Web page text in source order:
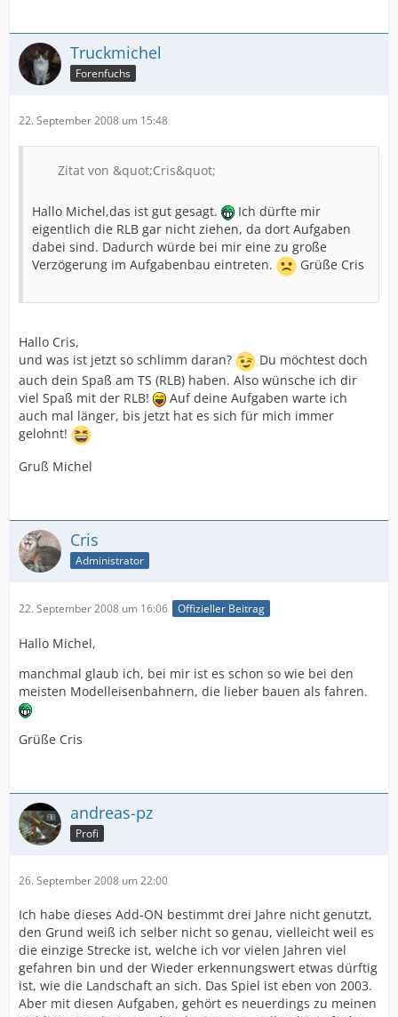
Truckmichel
Forenfuchs
22. September 2008 um 15:48
Zitat von &quot;Cris&quot;
Hallo Michel,das ist gut gesagt.
Ich dürfte mir
eigentlich die RLB gar nicht ziehen, da dort Aufgaben
dabei sind. Dadurch würde bei mir eine zu große
Verzögerung im Aufgabenbau eintreten.
Grüße Cris
Hallo Cris,
und was ist jetzt so schlimm daran?
Du möchtest doch
auch dein Spaß am TS (RLB) haben. Also wünsche ich dir
viel Spaß mit der RLB!
Auf deine Aufgaben warte ich
auch mal länger, bis jetzt hat es sich für mich immer
gelohnt!
Gruß Michel
Cris
Administrator
22. September 2008 um 16:06 Offizieller Beitrag
Hallo Michel,
manchmal glaub ich, bei mir ist es schon so wie bei den
meisten Modelleisenbahnern, die lieber bauen als fahren.
Grüße Cris
andreas-pz
Profi
26. September 2008 um 22:00
Ich habe dieses Add-ON bestimmt drei Jahre nicht genutzt,
den Grund weiß ich selber nicht so genau, vielleicht weil es
die einzige Strecke ist, welche ich vor vielen Jahren viel
gefahren bin und der Wieder erkennungswert etwas dürftig
ist, wie die Landschaft an sich. Das Spiel ist eben von 2003.
Aber mit diesen Aufgaben, gehört es neuerdings zu meinen